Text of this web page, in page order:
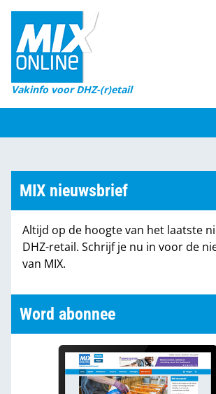
Vakinfo voor DHZ-(r)etail
Home
Magazines
DHZ Sessie
Marktcijfers
Partners
MIX nieuwsbrief
Altijd op de hoogte van het laatste
DHZ-retail. Schrijf je nu in voor de
van MIX.
Word abonnee